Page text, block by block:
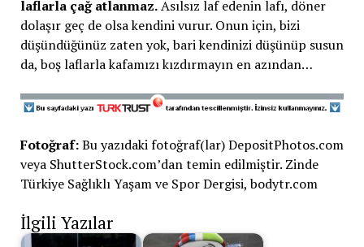
laflarla çağ atlanmaz.Asılsız laf edenin lafı, döner
dolaşır geç de olsa kendini vurur. Onun için, bizi
düşündüğünüz zaten yok, bari kendinizi düşünüp susun
da, boş laflarla kafamızı kızdırmayın en azından…
Fotoğraf:Bu yazıdaki fotoğraf(lar) DepositPhotos.com
veya ShutterStock.com’dan temin edilmiştir. Zinde
Türkiye Sağlıklı Yaşam ve Spor Dergisi, bodytr.com
İlgili Yazılar